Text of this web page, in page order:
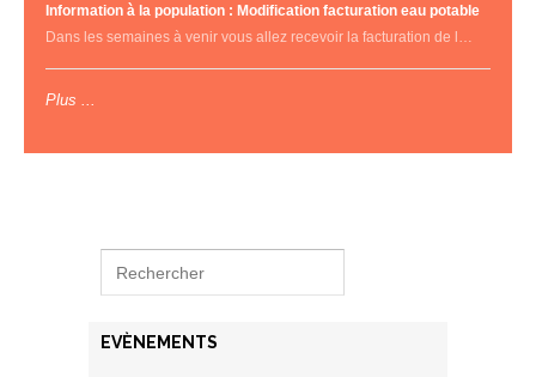
Information à la population : Modification facturation eau potable
Dans les semaines à venir vous allez recevoir la facturation de l…
Plus ...
EVÈNEMENTS